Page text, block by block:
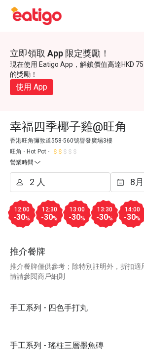
立即領取 App 限定獎勵！
現在使用 Eatigo App，解鎖價值高達HKD 75
的獎勵！
使用 App
幸福四季椰子雞@旺角
香港旺角彌敦道558-560號譽發廣場3樓
旺角
Hot Pot
營業時間
12:00
-30%
12:30
-30%
13:00
-30%
13:30
-30%
14:00
-30%
推介餐牌
推介餐牌僅供參考；除特別註明外，折扣適
情請參閱商戶細則
手工系列 - 四色手打丸
手工系列 - 瑤柱三層墨魚磚